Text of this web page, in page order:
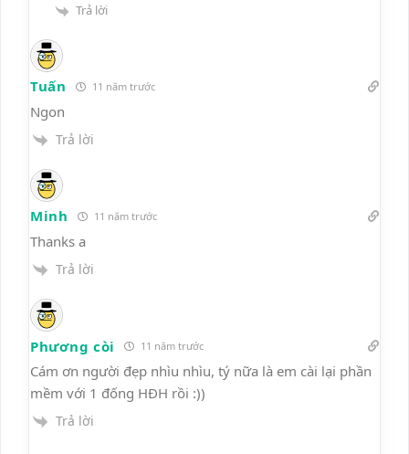
Trả lời
Tuấn 11 năm trước
Ngon
Trả lời
Minh 11 năm trước
Thanks a
Trả lời
Phương còi 11 năm trước
Cám ơn người đẹp nhìu nhìu, tý nữa là em cài lại phần
mềm với 1 đống HĐH rồi :))
Trả lời